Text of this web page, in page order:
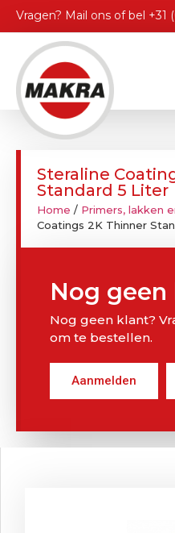
Vragen? Mail ons of bel +31
Steraline
Standard 5 Liter
Home / Primers, lakken
Coatings 2K Thinner
Nog geen
Nog geen klant?
om te bestellen.
Aanmelden